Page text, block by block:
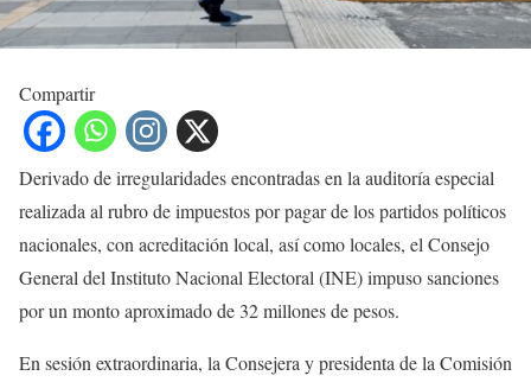
Compartir
Derivado de irregularidades encontradas en la auditoría especial
realizada al rubro de impuestos por pagar de los partidos políticos
nacionales, con acreditación local, así como locales, el Consejo
General del Instituto Nacional Electoral (INE) impuso sanciones
por un monto aproximado de 32 millones de pesos.
En sesión extraordinaria, la Consejera y presidenta de la Comisión